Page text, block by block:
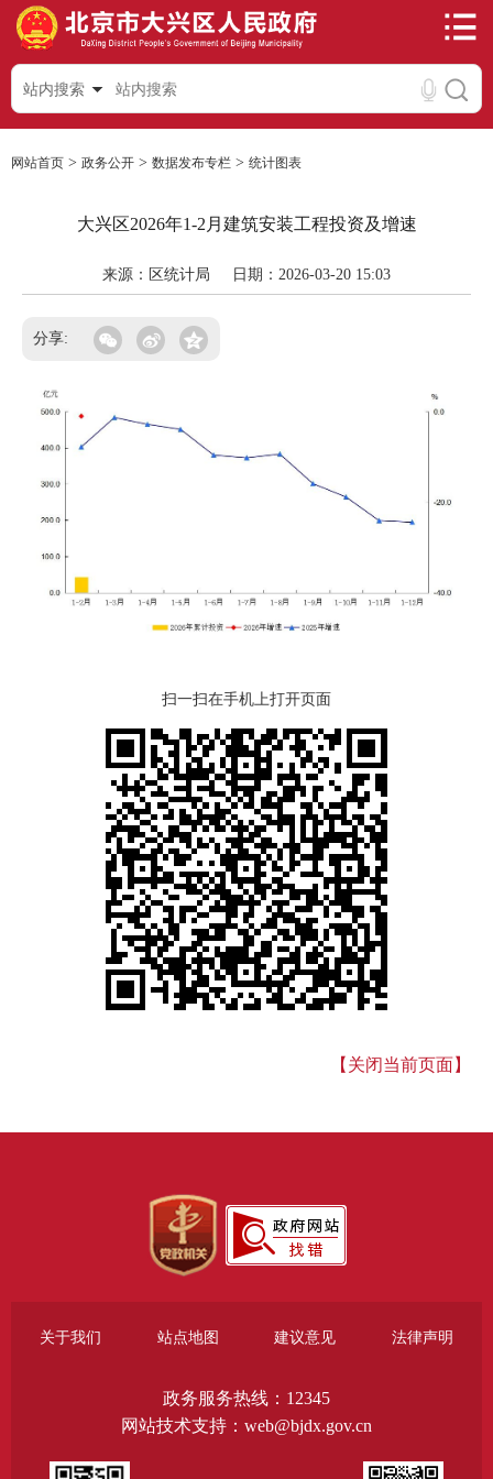
站内搜索
网站首页 > 政务公开 > 数据发布专栏 > 统计图表
大兴区2026年1-2月建筑安装工程投资及增速
来源：区统计局 日期：2026-03-20 15:03
分享:
扫一扫在手机上打开页面
【关闭当前页面】
关于我们 站点地图 建议意见 法律声明
政务服务热线：12345
网站技术支持：web@bjdx.gov.cn